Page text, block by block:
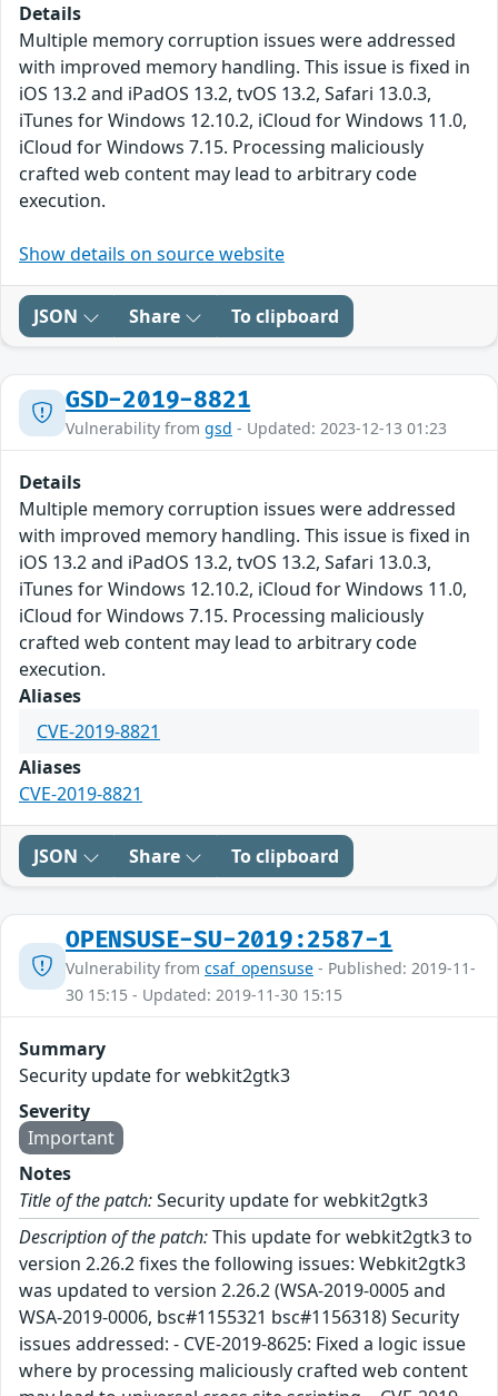
Details
Multiple memory corruption issues were addressed
with improved memory handling. This issue is fixed in
iOS 13.2 and iPadOS 13.2, tvOS 13.2, Safari 13.0.3,
iTunes for Windows 12.10.2, iCloud for Windows 11.0,
iCloud for Windows 7.15. Processing maliciously
crafted web content may lead to arbitrary code
execution.
Show details on source website
JSON Share To clipboard
GSD-2019-8821
Vulnerability from gsd - Updated: 2023-12-13 01:23
Details
Multiple memory corruption issues were addressed
with improved memory handling. This issue is fixed in
iOS 13.2 and iPadOS 13.2, tvOS 13.2, Safari 13.0.3,
iTunes for Windows 12.10.2, iCloud for Windows 11.0,
iCloud for Windows 7.15. Processing maliciously
crafted web content may lead to arbitrary code
execution.
Aliases
CVE-2019-8821
Aliases
CVE-2019-8821
JSON Share To clipboard
OPENSUSE-SU-2019:2587-1
Vulnerability from csaf_opensuse - Published: 2019-11-
30 15:15 - Updated: 2019-11-30 15:15
Summary
Security update for webkit2gtk3
Severity
Important
Notes
Title of the patch:Security update for webkit2gtk3
Description of the patch:This update for webkit2gtk3 to
version 2.26.2 fixes the following issues: Webkit2gtk3
was updated to version 2.26.2 (WSA-2019-0005 and
WSA-2019-0006, bsc#1155321 bsc#1156318) Security
issues addressed: - CVE-2019-8625: Fixed a logic issue
where by processing maliciously crafted web content